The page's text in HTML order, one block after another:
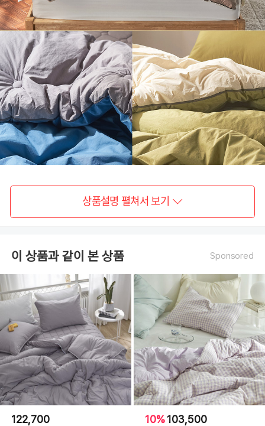
상품설명 펼쳐서 보기
이 상품과 같이 본 상품 Sponsored
122,700 10%103,500